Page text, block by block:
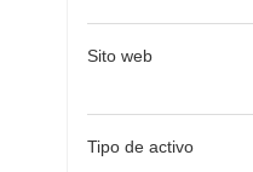
Sito web
Tipo de activo